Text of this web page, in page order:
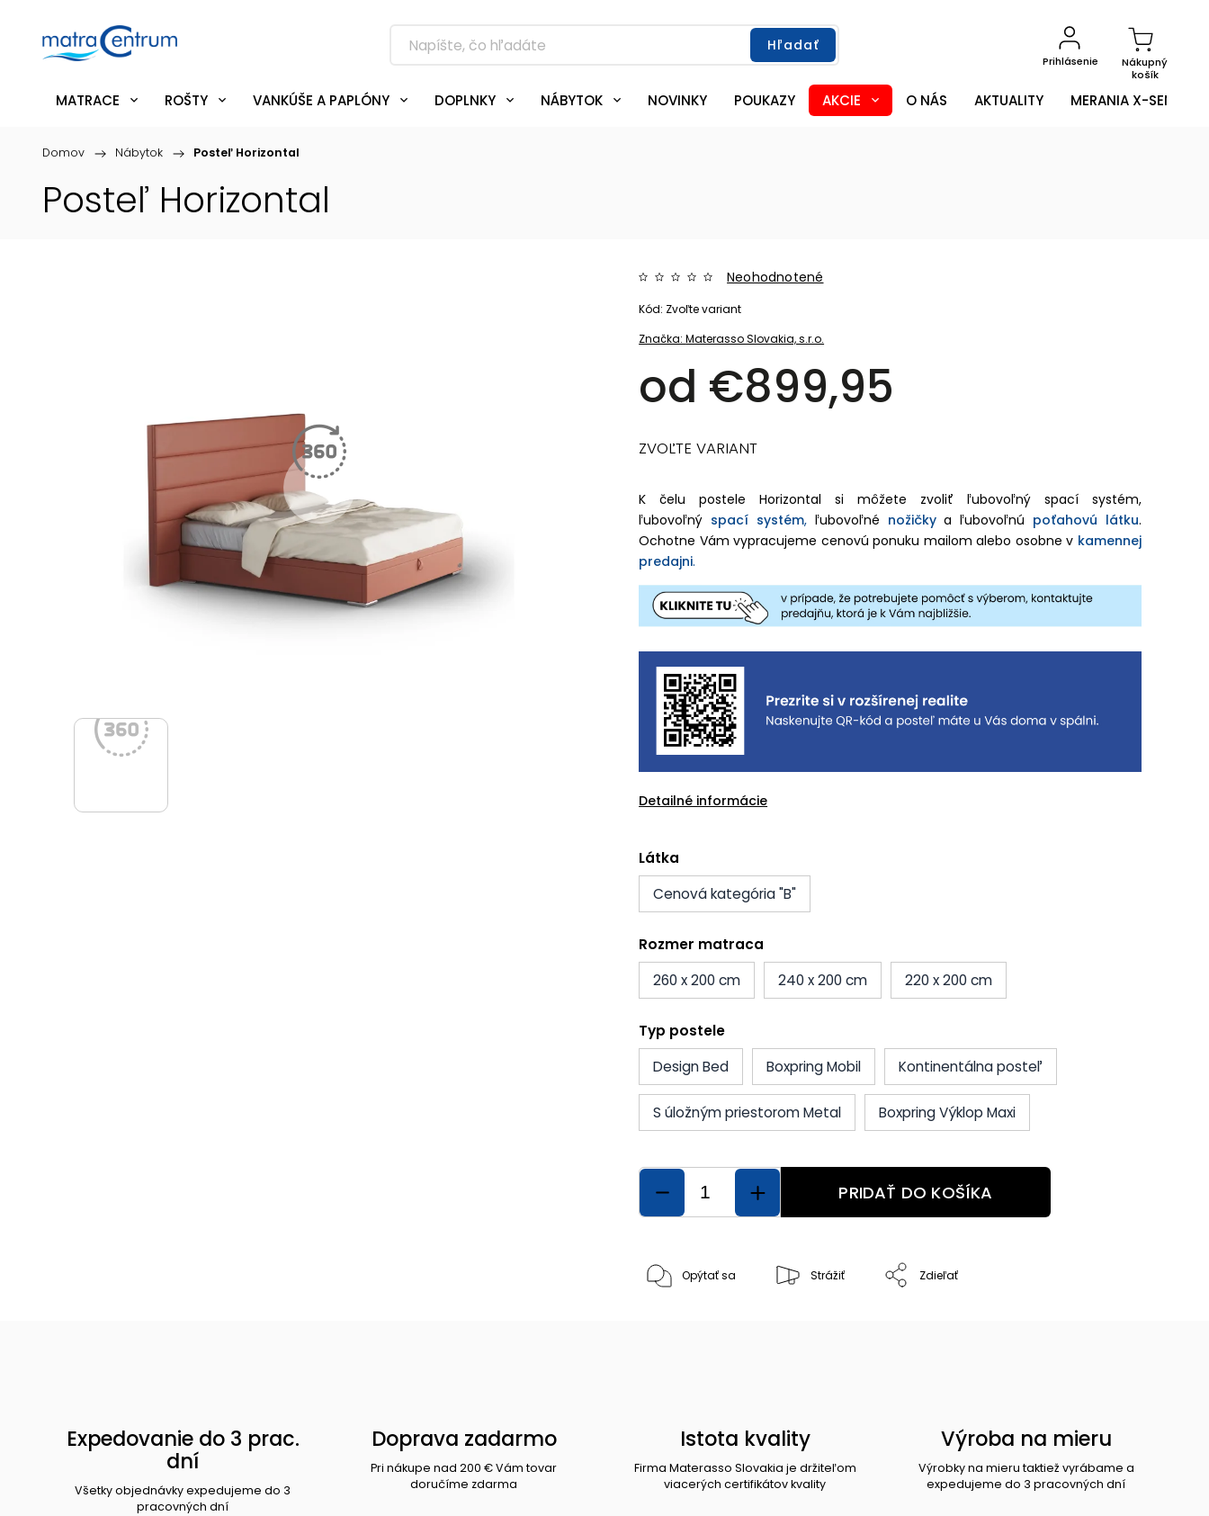
Hľadať
Nákupný
košík
Prihlásenie
MATRACE ROŠTY VANKÚŠE A PAPLÓNY DOPLNKY NÁBYTOK NOVINKY POUKAZY AKCIE O NÁS AKTUALITY MERANIA X-SENSOR
Domov / Nábytok / Posteľ Horizontal
Posteľ Horizontal
Značka:Materasso Slovakia, s.r.o.
Neohodnotené
od €899,95
Kód: Zvoľte variant
K čelu postele Horizontal si môžete zvoliť ľubovoľný spací systém,
ľubovoľný spací systém,ľubovoľné nožičky a ľubovoľnú poťahovú látku.
Ochotne Vám vypracujeme cenovú ponuku mailom alebo osobne v kamennej
predajni.
Detailné informácie
Látka
Cenová kategória "B"
Rozmer matraca
260 x 200 cm
240 x 200 cm 220 x 200 cm
Typ postele
Design Bed
Boxpring Mobil Kontinentálna posteľ
S úložným priestorom Metal Boxpring Výklop Maxi
ZVOĽTE VARIANT
PRIDAŤ DO KOŠÍKA
Opýtať sa Strážiť Zdieľať
Expedovanie do 3 prac.
dní
Všetky objednávky expedujeme do 3
pracovných dní
Doprava zadarmo
Pri nákupe nad 200 € Vám tovar
doručíme zdarma
Istota kvality
Firma Materasso Slovakia je držiteľom
viacerých certifikátov kvality
Výroba na mieru
Výrobky na mieru taktiež vyrábame a
expedujeme do 3 pracovných dní